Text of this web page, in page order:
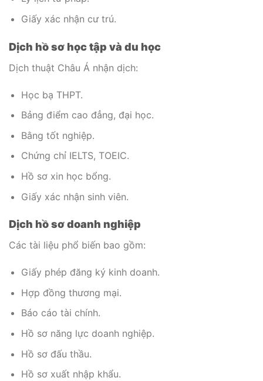
Giấy xác nhận cư trú.
Dịch hồ sơ học tập và du học
Dịch thuật Châu Á nhận dịch:
Học bạ THPT.
Bảng điểm cao đẳng, đại học.
Bằng tốt nghiệp.
Chứng chỉ IELTS, TOEIC.
Hồ sơ xin học bổng.
Giấy xác nhận sinh viên.
Dịch hồ sơ doanh nghiệp
Các tài liệu phổ biến bao gồm:
Giấy phép đăng ký kinh doanh.
Hợp đồng thương mại.
Báo cáo tài chính.
Hồ sơ năng lực doanh nghiệp.
Hồ sơ đấu thầu.
Hồ sơ xuất nhập khẩu.